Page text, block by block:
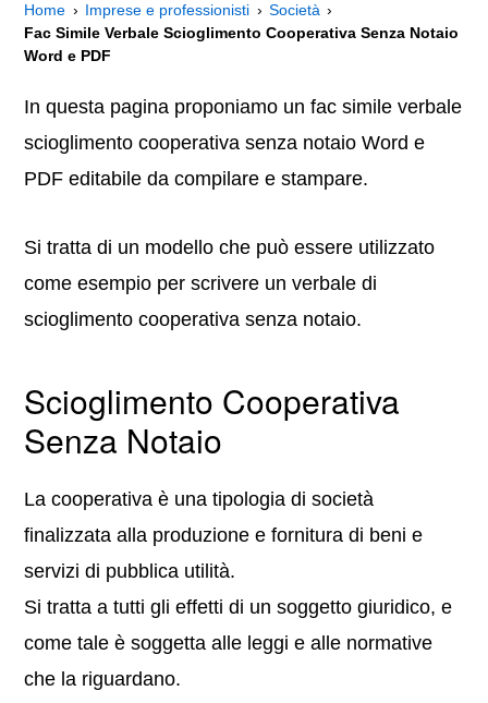
Home Imprese e professionisti
Società
Fac Simile Verbale Scioglimento Cooperativa Senza Notaio
Word e PDF
In questa pagina proponiamo un fac simile verbale
scioglimento cooperativa senza notaio Word e
PDF editabile da compilare e stampare.
Si tratta di un modello che può essere utilizzato
come esempio per scrivere un verbale di
scioglimento cooperativa senza notaio.
Scioglimento Cooperativa
Senza Notaio
La cooperativa è una tipologia di società
finalizzata alla produzione e fornitura di beni e
servizi di pubblica utilità.
Si tratta a tutti gli effetti di un soggetto giuridico, e
come tale è soggetta alle leggi e alle normative
che la riguardano.